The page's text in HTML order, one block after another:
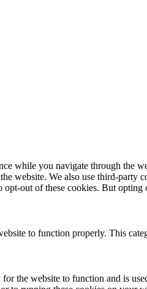
while you navigate through the
website. We also use third-party
out of these cookies. But
to function properly. This
the website to function and is